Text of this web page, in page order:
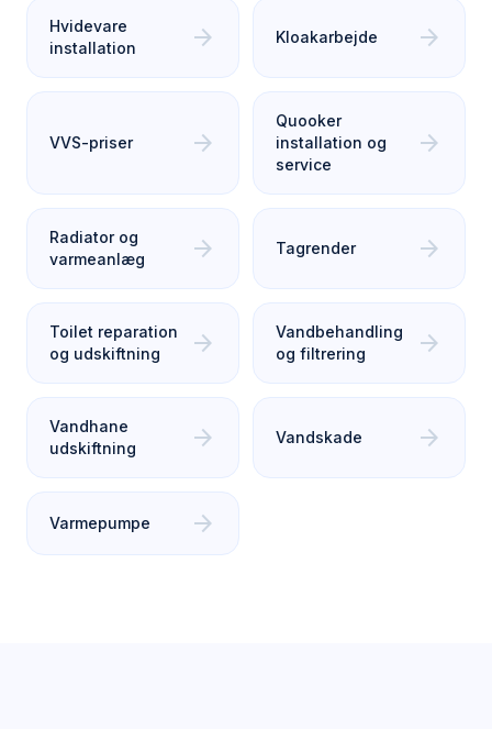
Hvidevare
installation
arrow_forward Kloakarbejde arrow_forward
VVS-priser arrow_forward
Quooker
installation og
service
arrow_forward
Radiator og
varmeanlæg
arrow_forward Tagrender arrow_forward
Toilet reparation
og udskiftning
arrow_forward
Vandbehandling
og filtrering
arrow_forward
Vandhane
udskiftning
arrow_forward Vandskade arrow_forward
Varmepumpe arrow_forward